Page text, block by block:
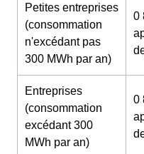
Petites entreprises
(consommation
n'excédant pas
300 MWh par an)
0
Entreprises
(consommation
excédant 300
MWh par an)
0